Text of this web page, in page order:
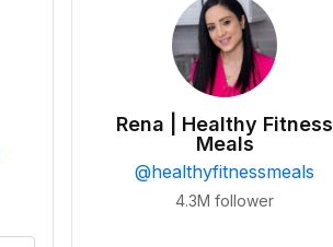
Rena | Healthy Fitness
Meals
@healthyfitnessmeals
4.3M follower